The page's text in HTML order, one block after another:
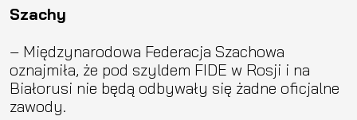
Szachy
– Międzynarodowa Federacja Szachowa
oznajmiła, że pod szyldem FIDE w Rosji i na
Białorusi nie będą odbywały się żadne oficjalne
zawody.